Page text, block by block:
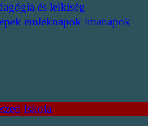
és lelkiség
emléknapok imanapok
Iskola